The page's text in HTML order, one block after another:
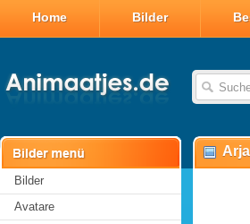
Home Bilder
Bilder
Avatare